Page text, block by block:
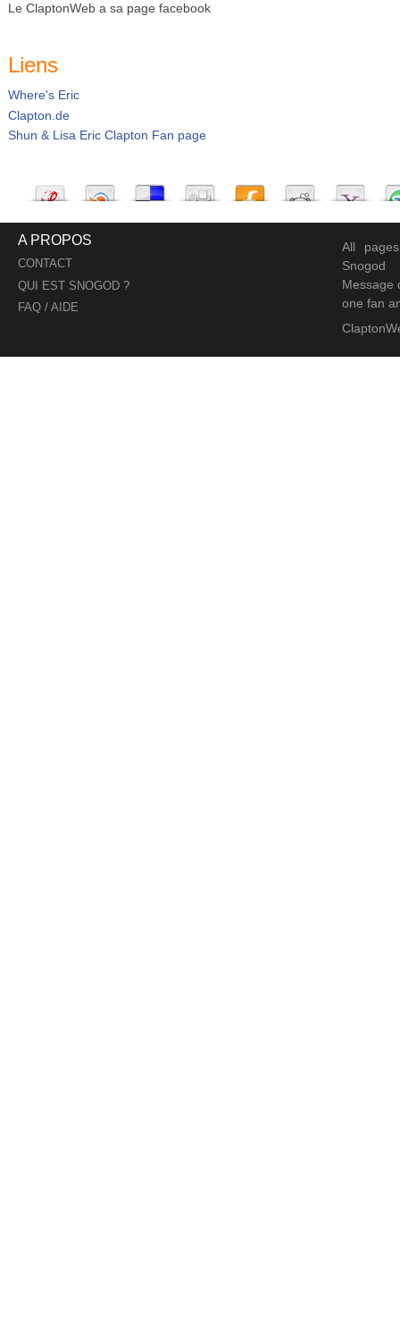
Le ClaptonWeb a sa page facebook
Liens
Where's Eric
Clapton.de
Shun & Lisa Eric Clapton Fan page
A PROPOS
CONTACT
QUI EST SNOGOD ?
FAQ / AIDE
All
Snogod
Message
one fan